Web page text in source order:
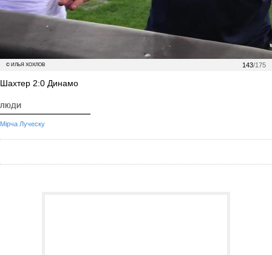
143/175
© ИЛЬЯ ХОХЛОВ
Шахтер 2:0 Динамо
ЛЮДИ
Мірча Луческу